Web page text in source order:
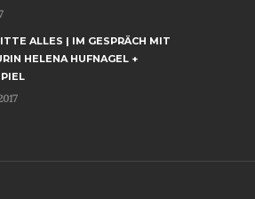
ALLES | IM GESPRÄCH MIT
HELENA HUFNAGEL +